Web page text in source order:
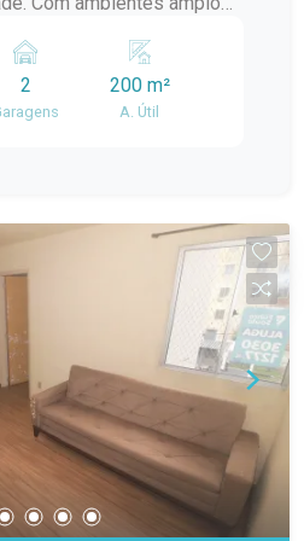
com qualidade quanto
para instalar seu
quanto comercial,
consultórios,
comércios ou
além de proporcionar
para moradia.
1 banheiro; Churrasqueira;
de estacionamento
amplos e bem
opção para uso
2 200 m²
A. Útil